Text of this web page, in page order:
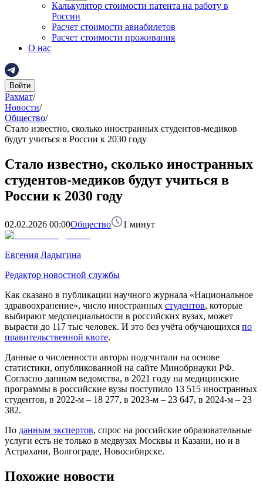
Калькулятор стоимости патента на работу в
России
Расчет стоимости авиабилетов
Расчет стоимости проживания
О нас
Войти
Рахмат/
Новости/
Общество/
Стало известно, сколько иностранных студентов-медиков
будут учиться в России к 2030 году
Стало известно, сколько иностранных
студентов-медиков будут учиться в
России к 2030 году
02.02.2026 00:00Общество 1 минут
Евгения Ладыгина
Редактор новостной службы
Как сказано в публикации научного журнала «Национальное
здравоохранение», число иностранных студентов, которые
выбирают медспециальности в российских вузах, может
вырасти до 117 тыс человек. И это без учёта обучающихся по
правительственной квоте.
Данные о численности авторы подсчитали на основе
статистики, опубликованной на сайте Минобрнауки РФ.
Согласно данным ведомства, в 2021 году на медицинские
программы в российские вузы поступило 13 515 иностранных
студентов, в 2022-м – 18 277, в 2023-м – 23 647, в 2024-м – 23
382.
По данным экспертов, спрос на российские образовательные
услуги есть не только в медвузах Москвы и Казани, но и в
Астрахани, Волгограде, Новосибирске.
Похожие новости